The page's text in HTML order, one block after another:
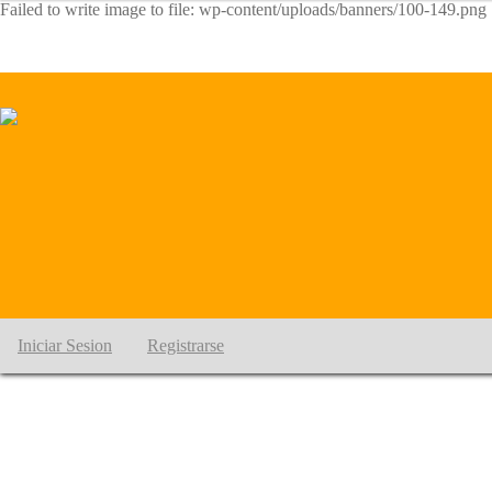
Failed to write image to file: wp-content/uploads/banners/100-149.png
Iniciar Sesion Registrarse